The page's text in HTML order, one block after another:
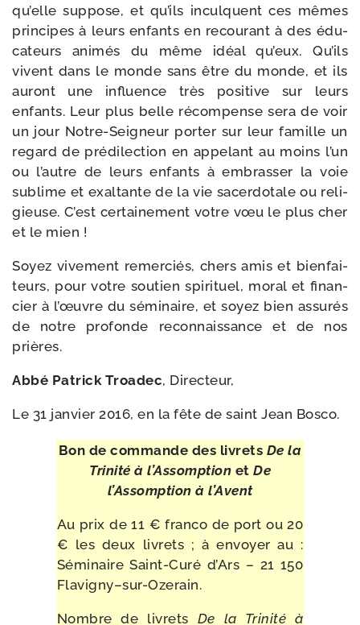
qu’elle sup­pose, et qu’ils inculquent ces mêmes
prin­cipes à leurs enfants en recou­rant à des édu­
ca­teurs ani­més du même idéal qu’eux. Qu’ils
vivent dans le monde sans être du monde, et ils
auront une influence très posi­tive sur leurs
enfants. Leur plus belle récom­pense sera de voir
un jour Notre-​Seigneur por­ter sur leur famille un
regard de pré­di­lec­tion en appe­lant au moins l’un
ou l’autre de leurs enfants à embras­ser la voie
sublime et exal­tante de la vie sacer­do­tale ou reli­
gieuse. C’est cer­tai­ne­ment votre vœu le plus cher
et le mien !
Soyez vive­ment remer­ciés, chers amis et bien­fai­
teurs, pour votre sou­tien spi­ri­tuel, moral et finan­
cier à l’œuvre du sémi­naire, et soyez bien assu­rés
de notre pro­fonde recon­nais­sance et de nos
prières.
Abbé Patrick Troadec, Directeur,
Le 31 jan­vier 2016, en la fête de saint Jean Bosco.
Bon de com­mande des livrets De la
Trinité à l’Assomption et De
l’Assomption à l’Avent
Au prix de 11 € fran­co de port ou 20
€ les deux livrets ; à envoyer au :
Séminaire Saint-​Curé d’Ars – 21 150
Flavigny–sur-Ozerain.
Nombre de livrets De la Trinité à